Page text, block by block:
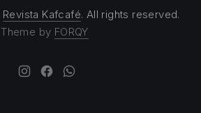
Revista Kafcafé. All rights reserved.
Theme by FORQY
New Window
New Window
New Window